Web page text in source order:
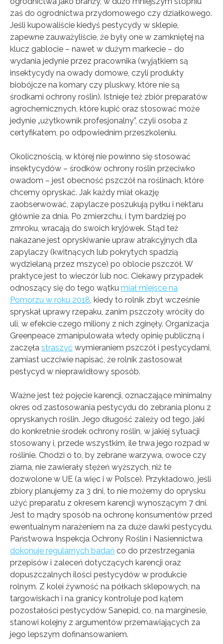
zaś do ogrodnictwa przydomowego czy działkowego.
Jeśli kupowaliście kiedyś pestycydy w sklepie,
zapewne zauważyliście, że były one w zamkniętej na
klucz gablocie – nawet w dużym markecie – do
wydania jedynie przez pracownika (wyjątkiem są
insektycydy na owady domowe, czyli produkty
biobójcze na komary czy pluskwy, które nie są
środkami ochrony roślin). Istnieje też zbiór preparatów
agrochemicznych, które kupić oraz stosować może
jedynie „użytkownik profesjonalny”, czyli osoba z
certyfikatem, po odpowiednim przeszkoleniu.
Okolicznością, w której nie powinno się stosować
insektycydów – środków ochrony roślin przeciwko
owadom – jest obecność pszczół na roślinach, które
chcemy opryskać. Jak każdy miał okazję
zaobserwować, zapylacze poszukują pyłku i nektaru
głównie za dnia. Po zmierzchu, i tym bardziej po
zmroku, wracają do swoich kryjówek. Stąd też
nakazane jest opryskiwanie upraw atrakcyjnych dla
zapylaczy (kwitnących lub pokrytych spadzią
wydzielaną przez mszyce) po oblocie pszczół. W
praktyce jest to wieczór lub noc. Ciekawy przypadek
odnoszący się do tego wątku miał miejsce na
Pomorzu w roku 2018 , kiedy to rolnik zbyt wcześnie
spryskał uprawy rzepaku, zanim pszczoły wróciły do
uli, w efekcie czego miliony z nich zginęły. Organizacja
Greenpeace zmanipulowała wtedy opinię publiczną i
zaczęła straszyć wymieraniem pszczół i pestycydami,
zamiast uczciwie napisać, że rolnik zastosował
pestycyd w nieprawidłowy sposób.
Ważne jest też pojęcie karencji, oznaczające minimalny
okres od zastosowania pestycydu do zebrania plonu z
opryskanych roślin. Jego długość zależy od tego, jaki
do konkretnie środek ochrony roślin, w jakiej sytuacji
stosowany i, przede wszystkim, ile trwa jego rozpad w
roślinie. Chodzi o to, by zebrane warzywa, owoce czy
ziarna, nie zawierały stężeń wyższych, niż te
dozwolone w UE (a więc i w Polsce). Przykładowo, jeśli
zbiory planujemy za 3 dni, to nie możemy do oprysku
użyć preparatu z okresem karencji wynoszącym 7 dni.
Jest to mądry sposób na ochronę konsumentów przed
ewentualnym narażeniem na za duże dawki pestycydu.
Państwowa Inspekcja Ochrony Roślin i Nasiennictwa
dokonuje regularnych badań co do przestrzegania
przepisów i zaleceń dotyczących karencji oraz
dopuszczalnych ilości pestycydów w produkcie
rolnym. Z kolei żywność na półkach sklepowych, na
targowiskach i na granicy kontroluje pod kątem
pozostałości pestycydów Sanepid, co, na marginesie,
stanowi kolejny z argumentów przemawiających za
jego lepszym dofinansowaniem.